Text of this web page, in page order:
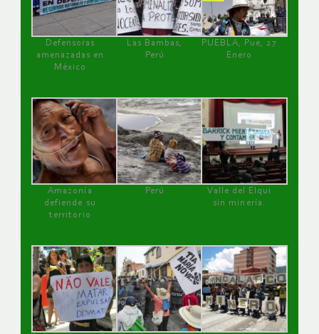
Defensoras
amenazadas en
México
Las Bambas,
Perú
PUEBLA, Pue, 27
Enero
Amazonía
defiende su
territorio
Perú
Valle del Elqui
sin minería.